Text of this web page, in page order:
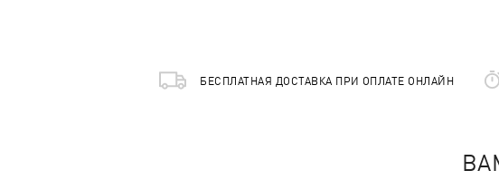
БЕСПЛАТНАЯ ДОСТАВКА ПРИ ОПЛАТЕ ОНЛАЙН